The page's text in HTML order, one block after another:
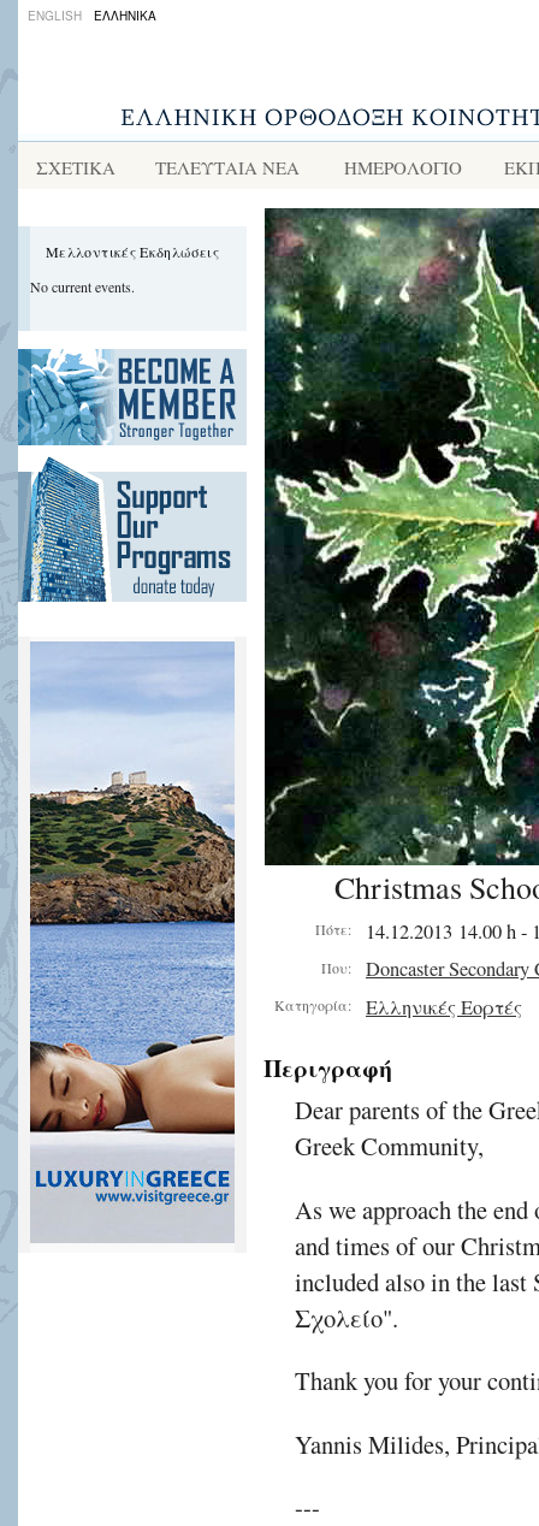
ENGLISH ΕΛΛΗΝΙΚΑ
ΣΧΕΤΙΚΑ ΤΕΛΕΥΤΑΙΑ ΝΕΑ ΗΜΕΡΟΛΟΓΙΟ
Μελλοντικές Εκδηλώσεις
No current events.
Christmas
Πότε: 14.12.2013 14.00 h -
Που: Doncaster Secondary
Κατηγορία: Ελληνικές Εορτές
Περιγραφή
Dear parents of the
Greek Community,
As we approach the end
and times of our
included also in the last
Σχολείο".
Thank you for your
Yannis Milides,
---